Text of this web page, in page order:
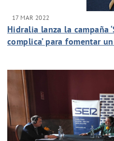
17 MAR 2022
Hidralia lanza la campaña
complica’ para fomentar